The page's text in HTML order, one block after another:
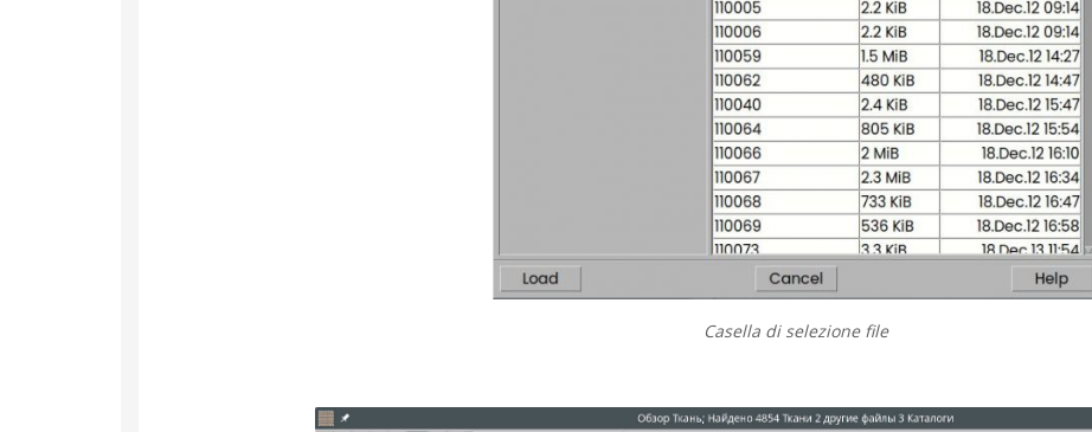
Casella di selezione file